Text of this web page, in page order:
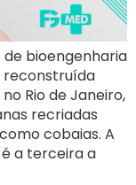
bioengenharia
reconstruída
Rio de Janeiro,
recriadas
cobaias. A
é a terceira a